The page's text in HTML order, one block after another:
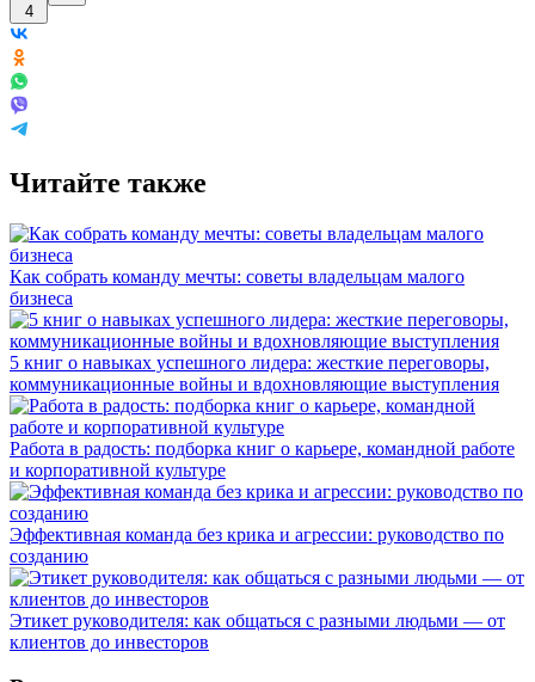
4
Читайте также
Как собрать команду мечты: советы владельцам малого
бизнеса
5 книг о навыках успешного лидера: жесткие переговоры,
коммуникационные войны и вдохновляющие выступления
Работа в радость: подборка книг о карьере, командной работе
и корпоративной культуре
Эффективная команда без крика и агрессии: руководство по
созданию
Этикет руководителя: как общаться с разными людьми — от
клиентов до инвесторов